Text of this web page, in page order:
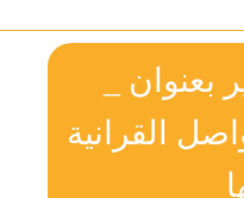
بعنوان _
القرانية